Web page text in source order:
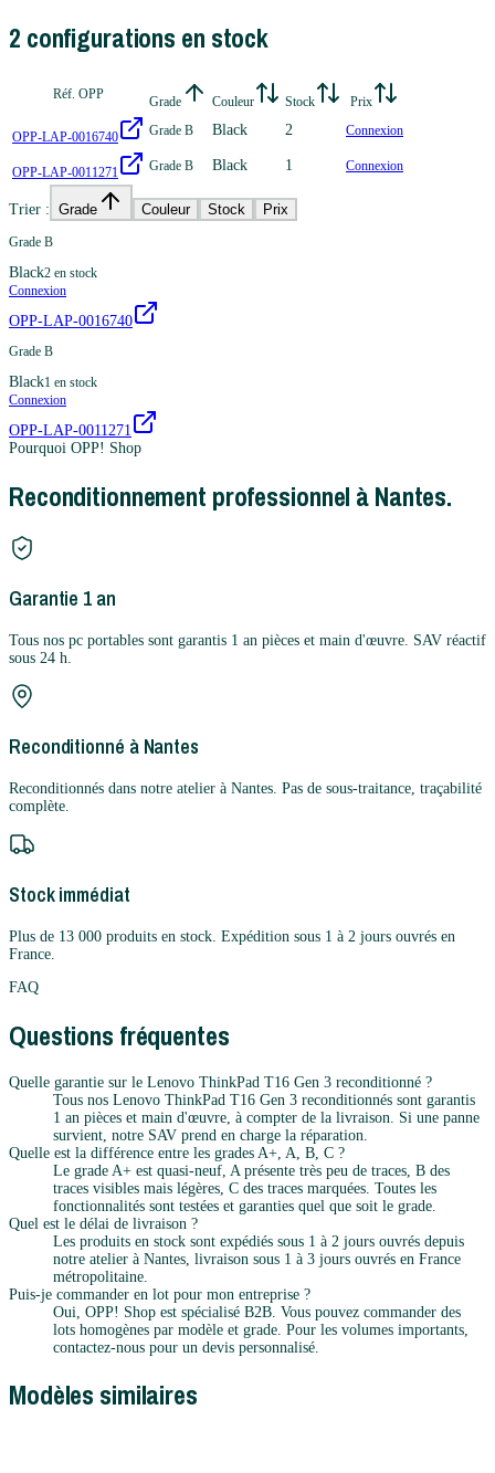
2 configurations en stock
Réf. OPP Grade Couleur Stock Prix
OPP-LAP-0016740 Grade B Black 2 Connexion
OPP-LAP-0011271 Grade B Black 1 Connexion
Trier : Grade Couleur Stock Prix
Grade B
Black2 en stock
Connexion
OPP-LAP-0016740
Grade B
Black1 en stock
Connexion
OPP-LAP-0011271
Pourquoi OPP! Shop
Reconditionnement professionnel à Nantes.
Garantie 1 an
Tous nos pc portables sont garantis 1 an pièces et main d'œuvre. SAV réactif
sous 24 h.
Reconditionné à Nantes
Reconditionnés dans notre atelier à Nantes. Pas de sous-traitance, traçabilité
complète.
Stock immédiat
Plus de 13 000 produits en stock. Expédition sous 1 à 2 jours ouvrés en
France.
FAQ
Questions fréquentes
Quelle garantie sur le Lenovo ThinkPad T16 Gen 3 reconditionné ?
Tous nos Lenovo ThinkPad T16 Gen 3 reconditionnés sont garantis
1 an pièces et main d'œuvre, à compter de la livraison. Si une panne
survient, notre SAV prend en charge la réparation.
Quelle est la différence entre les grades A+, A, B, C ?
Le grade A+ est quasi-neuf, A présente très peu de traces, B des
traces visibles mais légères, C des traces marquées. Toutes les
fonctionnalités sont testées et garanties quel que soit le grade.
Quel est le délai de livraison ?
Les produits en stock sont expédiés sous 1 à 2 jours ouvrés depuis
notre atelier à Nantes, livraison sous 1 à 3 jours ouvrés en France
métropolitaine.
Puis-je commander en lot pour mon entreprise ?
Oui, OPP! Shop est spécialisé B2B. Vous pouvez commander des
lots homogènes par modèle et grade. Pour les volumes importants,
contactez-nous pour un devis personnalisé.
Modèles similaires